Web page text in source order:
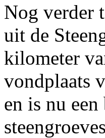
Nog verder
uit de
kilometer
vondplaats
en is nu